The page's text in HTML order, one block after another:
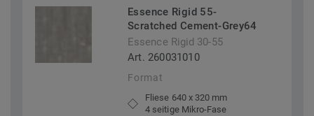
Essence Rigid 55-
Scratched Cement-Grey64
Essence Rigid 30-55
Art. 260031010
Format
Fliese 640 x 320 mm
4 seitige Mikro-Fase